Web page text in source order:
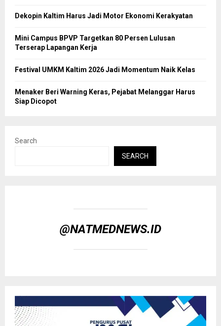
Dekopin Kaltim Harus Jadi Motor Ekonomi Kerakyatan
Mini Campus BPVP Targetkan 80 Persen Lulusan
Terserap Lapangan Kerja
Festival UMKM Kaltim 2026 Jadi Momentum Naik Kelas
Menaker Beri Warning Keras, Pejabat Melanggar Harus
Siap Dicopot
Search
SEARCH
@NATMEDNEWS.ID